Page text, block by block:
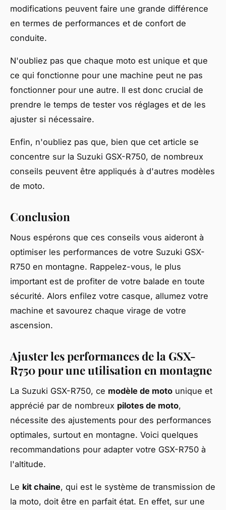
modifications peuvent faire une grande différence
en termes de performances et de confort de
conduite.
N'oubliez pas que chaque moto est unique et que
ce qui fonctionne pour une machine peut ne pas
fonctionner pour une autre. Il est donc crucial de
prendre le temps de tester vos réglages et de les
ajuster si nécessaire.
Enfin, n'oubliez pas que, bien que cet article se
concentre sur la Suzuki GSX-R750, de nombreux
conseils peuvent être appliqués à d'autres modèles
de moto.
Conclusion
Nous espérons que ces conseils vous aideront à
optimiser les performances de votre Suzuki GSX-
R750 en montagne. Rappelez-vous, le plus
important est de profiter de votre balade en toute
sécurité. Alors enfilez votre casque, allumez votre
machine et savourez chaque virage de votre
ascension.
Ajuster les performances de la GSX-
R750 pour une utilisation en montagne
La Suzuki GSX-R750, ce modèle de moto unique et
apprécié par de nombreux pilotes de moto,
nécessite des ajustements pour des performances
optimales, surtout en montagne. Voici quelques
recommandations pour adapter votre GSX-R750 à
l'altitude.
Le kit chaine, qui est le système de transmission de
la moto, doit être en parfait état. En effet, sur une